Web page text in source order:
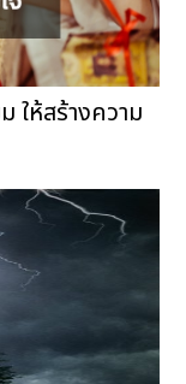
ให้สร้างความ